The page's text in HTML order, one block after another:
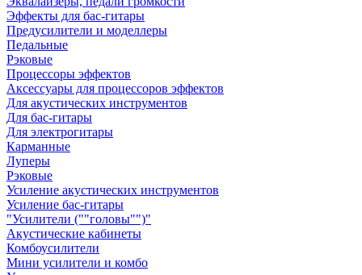
Эффекты для бас-гитары
Предусилители и моделлеры
Педальные
Рэковые
Процессоры эффектов
Аксессуары для процессоров эффектов
Для акустических инструментов
Для бас-гитары
Для электрогитары
Карманные
Луперы
Рэковые
Усиление акустических инструментов
Усиление бас-гитары
"Усилители (""головы"")"
Акустические кабинеты
Комбоусилители
Мини усилители и комбо